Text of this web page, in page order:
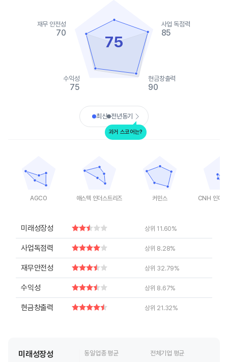
75
사업 독점력
85
현금창출력
90
수익성
75
재무 안전성
70
End of interactive chart.
최신 전년동기
과거 스코어는?
The chart has 1 X axis displaying categories.
The chart has 1 Y axis displaying values. Data ranges from 0
AGCO
애스텍 인더스트리즈
The chart has 1 X axis displaying categories.
The chart has 1 Y axis displaying values.
애스텍 인더스트리즈
커민스
The chart has 1 X axis
The chart has 1 Y axis
커민스
The
CNH 인더
미래성장성 상위 11.60%
사업독점력 상위 8.28%
재무안전성 상위 32.79%
수익성 상위 8.67%
현금창출력 상위 21.32%
미래성장성 동일업종 평균 전체기업 평균